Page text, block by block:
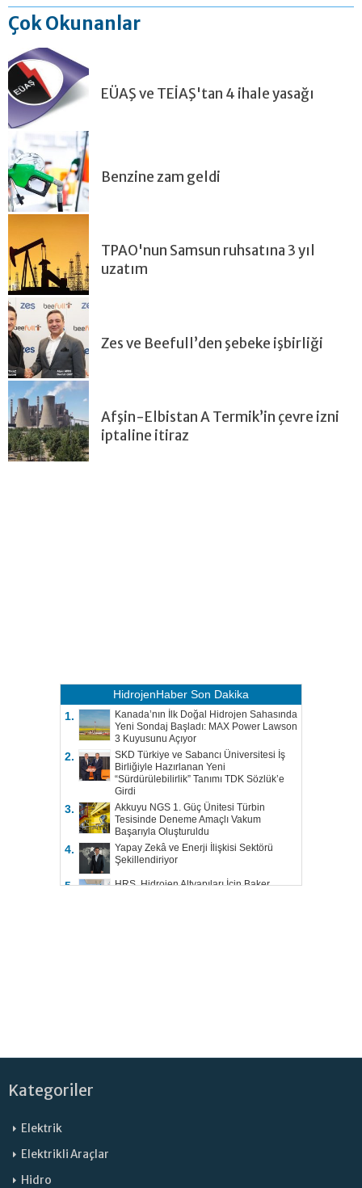
Çok Okunanlar
EÜAŞ ve TEİAŞ'tan 4 ihale yasağı
Benzine zam geldi
TPAO'nun Samsun ruhsatına 3 yıl
uzatım
Zes ve Beefull’den şebeke işbirliği
Afşin-Elbistan A Termik’in çevre izni
iptaline itiraz
HidrojenHaber Son Dakika
1.
Kanada’nın İlk Doğal Hidrojen Sahasında
Yeni Sondaj Başladı: MAX Power Lawson
3 Kuyusunu Açıyor
2.
SKD Türkiye ve Sabancı Üniversitesi İş
Birliğiyle Hazırlanan Yeni
“Sürdürülebilirlik” Tanımı TDK Sözlük’e
Girdi
3.
Akkuyu NGS 1. Güç Ünitesi Türbin
Tesisinde Deneme Amaçlı Vakum
Başarıyla Oluşturuldu
4.
Yapay Zekâ ve Enerji İlişkisi Sektörü
Şekillendiriyor
5.
HRS, Hidrojen Altyapıları İçin Baker
Kategoriler
Elektrik
Elektrikli Araçlar
Hidro